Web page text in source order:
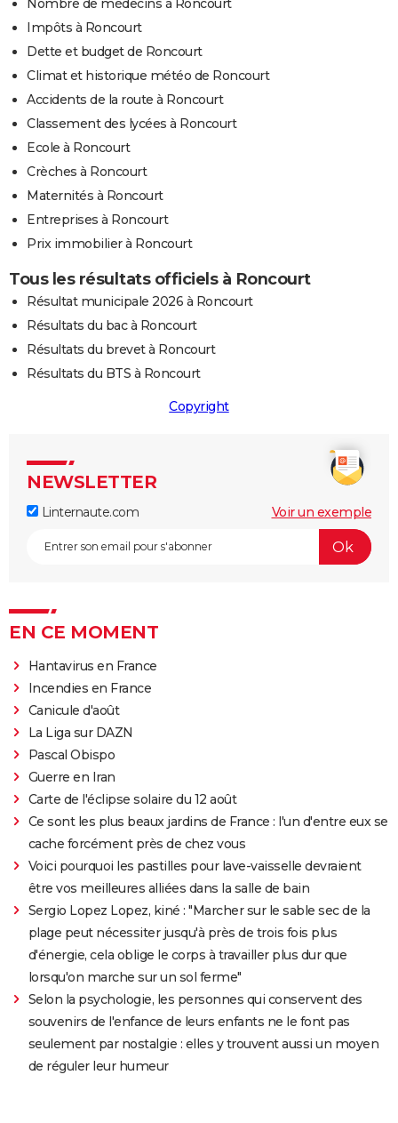
Nombre de médecins à Roncourt
Impôts à Roncourt
Dette et budget de Roncourt
Climat et historique météo de Roncourt
Accidents de la route à Roncourt
Classement des lycées à Roncourt
Ecole à Roncourt
Crèches à Roncourt
Maternités à Roncourt
Entreprises à Roncourt
Prix immobilier à Roncourt
Tous les résultats officiels à Roncourt
Résultat municipale 2026 à Roncourt
Résultats du bac à Roncourt
Résultats du brevet à Roncourt
Résultats du BTS à Roncourt
Copyright
NEWSLETTER
Linternaute.com Voir un exemple
EN CE MOMENT
Hantavirus en France
Incendies en France
Canicule d'août
La Liga sur DAZN
Pascal Obispo
Guerre en Iran
Carte de l'éclipse solaire du 12 août
Ce sont les plus beaux jardins de France : l'un d'entre eux se
cache forcément près de chez vous
Voici pourquoi les pastilles pour lave-vaisselle devraient
être vos meilleures alliées dans la salle de bain
Sergio Lopez Lopez, kiné : "Marcher sur le sable sec de la
plage peut nécessiter jusqu'à près de trois fois plus
d'énergie, cela oblige le corps à travailler plus dur que
lorsqu'on marche sur un sol ferme"
Selon la psychologie, les personnes qui conservent des
souvenirs de l'enfance de leurs enfants ne le font pas
seulement par nostalgie : elles y trouvent aussi un moyen
de réguler leur humeur